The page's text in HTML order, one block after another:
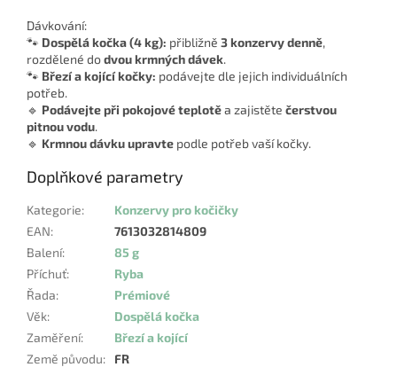
Dávkování:
🐾 Dospělá kočka (4 kg): přibližně 3 konzervy denně,
rozdělené dodvou krmných dávek.
🐾 Březí a kojící kočky: podávejte dle jejich individuálních
potřeb.
🔹 Podávejte při pokojové teplotěa zajistěte čerstvou
pitnou vodu.
🔹 Krmnou dávku upravte podle potřeb vaší kočky.
Doplňkové parametry
Kategorie:
Konzervy pro kočičky
EAN:
7613032814809
Balení:
85 g
Příchuť:
Ryba
Řada:
Prémiové
Věk:
Dospělá kočka
Zaměření:
Březí a kojící
Země původu: FR